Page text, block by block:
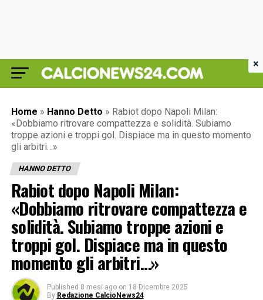
Home » Hanno Detto » Rabiot dopo Napoli Milan:
«Dobbiamo ritrovare compattezza e solidità. Subiamo
troppe azioni e troppi gol. Dispiace ma in questo momento
gli arbitri…»
HANNO DETTO
Rabiot dopo Napoli Milan:
«Dobbiamo ritrovare compattezza e
solidità. Subiamo troppe azioni e
troppi gol. Dispiace ma in questo
momento gli arbitri…»
Published 8 mesi ago on 18 Dicembre 2025
By Redazione CalcioNews24
×